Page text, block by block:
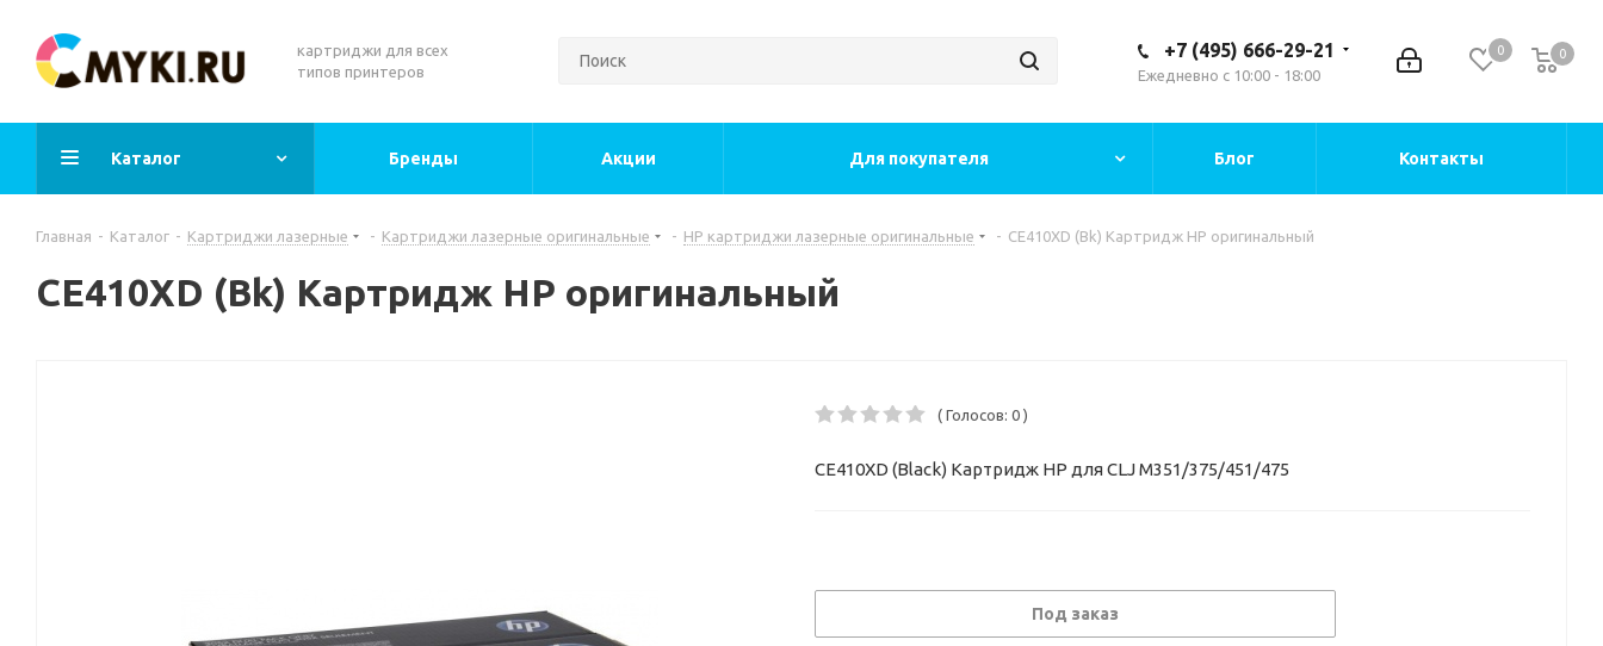
картриджи для всех
типов принтеров
0 0
+7 (495) 666-29-21
Ежедневно с 10:00 - 18:00
Каталог Бренды Акции Для покупателя Блог Контакты
Главная - Каталог - Картриджи лазерные - Картриджи лазерные оригинальные - HP картриджи лазерные оригинальные - CE410XD (Bk) Картридж HP оригинальный
CE410XD (Bk) Картридж HP оригинальный
( Голосов: 0 )
CE410XD (Black) Картридж HP для CLJ M351/375/451/475
Под заказ